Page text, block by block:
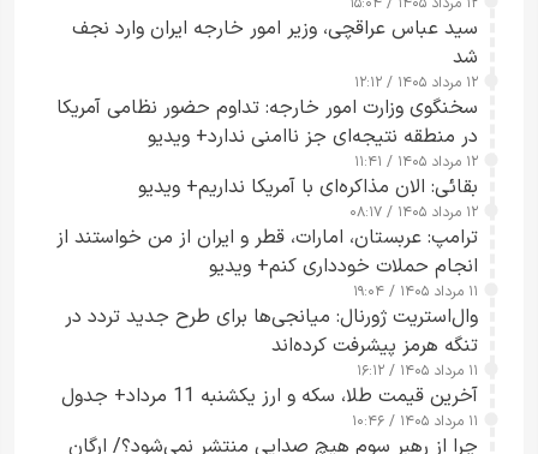
سید عباس عراقچی، وزیر امور خارجه ایران وارد نجف
شد
۱۲ مرداد ۱۴۰۵ / ۱۲:۱۲
سخنگوی وزارت امور خارجه: تداوم حضور نظامی آمریکا
در منطقه نتیجه‌ای جز ناامنی ندارد+ ویدیو
۱۲ مرداد ۱۴۰۵ / ۱۱:۴۱
بقائی: الان مذاکره‌ای با آمریکا نداریم+ ویدیو
۱۲ مرداد ۱۴۰۵ / ۰۸:۱۷
ترامپ: عربستان، امارات، قطر و ایران از من خواستند از
انجام حملات خودداری کنم+ ویدیو
۱۱ مرداد ۱۴۰۵ / ۱۹:۰۴
وال‌استریت ژورنال: میانجی‌ها برای طرح جدید تردد در
تنگه هرمز پیشرفت کرده‌اند
۱۱ مرداد ۱۴۰۵ / ۱۶:۱۲
آخرین قیمت طلا، سکه و ارز یکشنبه 11 مرداد+ جدول
۱۱ مرداد ۱۴۰۵ / ۱۰:۴۶
چرا از رهبر سوم هیچ صدایی منتشر نمی‌شود؟/ ارگان